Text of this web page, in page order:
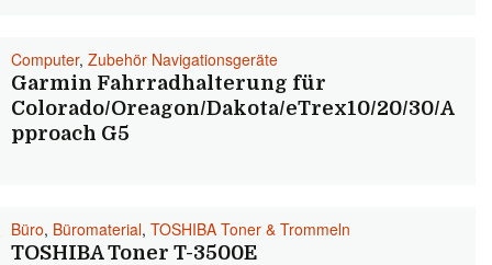
Computer, Zubehör Navigationsgeräte
Garmin Fahrradhalterung für
Colorado/Oreagon/Dakota/eTrex10/20/30/A
pproach G5
Büro, Büromaterial, TOSHIBA Toner & Trommeln
TOSHIBA Toner T-3500E